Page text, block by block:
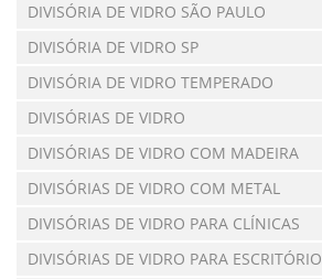
DIVISÓRIA DE VIDRO SÃO PAULO
DIVISÓRIA DE VIDRO SP
DIVISÓRIA DE VIDRO TEMPERADO
DIVISÓRIAS DE VIDRO
DIVISÓRIAS DE VIDRO COM MADEIRA
DIVISÓRIAS DE VIDRO COM METAL
DIVISÓRIAS DE VIDRO PARA CLÍNICAS
DIVISÓRIAS DE VIDRO PARA ESCRITÓRIO